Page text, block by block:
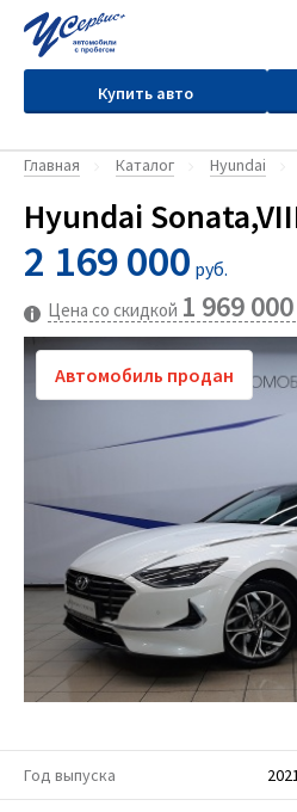
Купить авто
Главная Каталог Hyundai
Hyundai
2 169 000 руб.
Цена со скидкой 1 969 000
Год выпуска